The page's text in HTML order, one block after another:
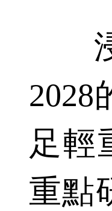
浸
2028
足輕
重點